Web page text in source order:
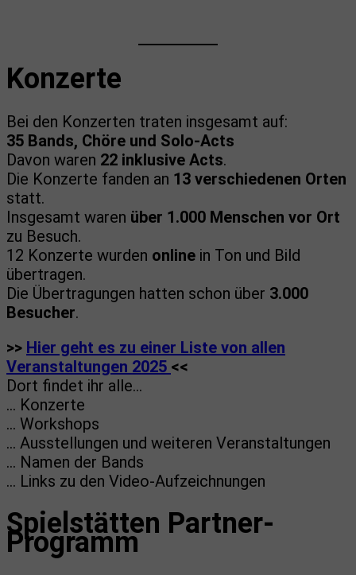
Konzerte
Bei den Konzerten traten insgesamt auf:
35 Bands, Chöre und Solo-Acts
Davon waren 22 inklusive Acts.
Die Konzerte fanden an 13 verschiedenen Orten
statt.
Insgesamt waren über 1.000 Menschen vor Ort
zu Besuch.
12 Konzerte wurden online in Ton und Bild
übertragen.
Die Übertragungen hatten schon über 3.000
Besucher.
>> Hier geht es zu einer Liste von allen
Veranstaltungen 2025 <<
Dort findet ihr alle…
… Konzerte
… Workshops
… Ausstellungen und weiteren Veranstaltungen
… Namen der Bands
… Links zu den Video-Aufzeichnungen
Spielstätten Partner-
Programm